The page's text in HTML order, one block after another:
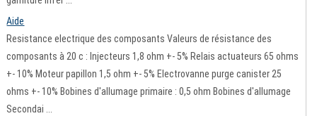
Aide
Resistance electrique des composants Valeurs de résistance des
composants à 20 c : Injecteurs 1,8 ohm +- 5% Relais actuateurs 65 ohms
+- 10% Moteur papillon 1,5 ohm +- 5% Electrovanne purge canister 25
ohms +- 10% Bobines d'allumage primaire : 0,5 ohm Bobines d'allumage
Secondai ...